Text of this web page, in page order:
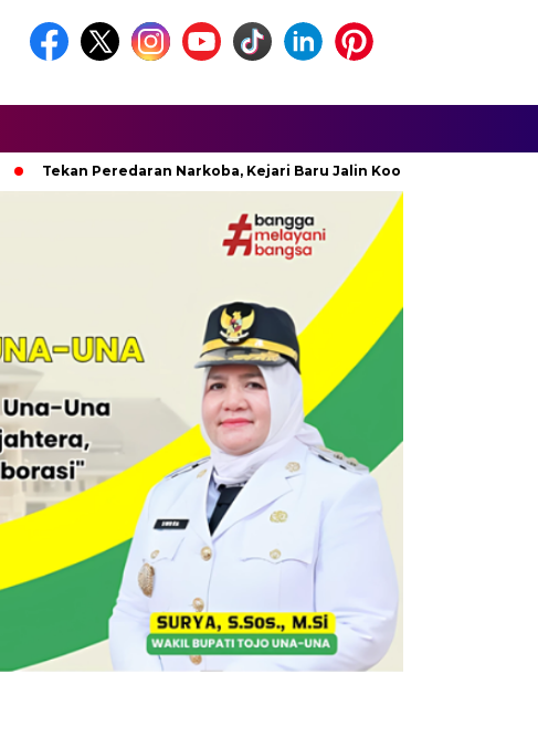
Tekan Peredaran Narkoba, Kejari Baru Jalin Koordinasi Dengan BNNK